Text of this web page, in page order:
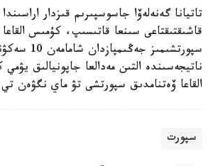
قاشىقتىقتاعى سىنعا قاتىسىپ، كۇمىس
سپورتشىمىز
ناتيجەسىندە التىن مەدالعا جاپونيالىق يۋمي
القاعا ۆەتنامدىق سپورتشى تۋ ماي نگۋەن
سپورت